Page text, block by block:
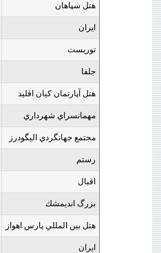
هتل سپاهان
ايران
توريست
جلفا
هتل آپارتمان کيان اقليد
مهمانسراي شهرداري
مجتمع جهانگردي اليگودرز
رستم
اقبال
بزرگ انديمشك
هتل بين المللي پارس اهواز
ايران